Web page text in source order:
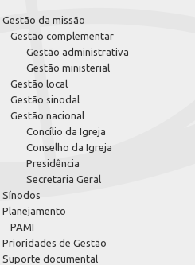
Gestão da missão
Gestão complementar
Gestão administrativa
Gestão ministerial
Gestão local
Gestão sinodal
Gestão nacional
Concílio da Igreja
Conselho da Igreja
Presidência
Secretaria Geral
Sínodos
Planejamento
PAMI
Prioridades de Gestão
Suporte documental